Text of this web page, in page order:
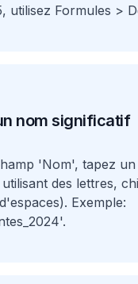
utilisez Formules >
nom significatif
'Nom', tapez
des lettres,
Exemple: